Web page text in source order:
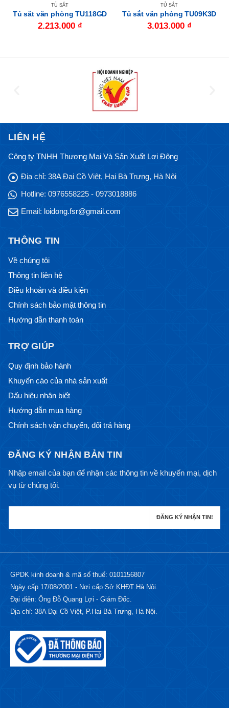
TỦ SẮT
Tủ săt văn phòng TU118GD
2.213.000 ₫
TỦ SẮT
Tủ sắt văn phòng TU09K3D
3.013.000 ₫
LIÊN HỆ
Công ty TNHH Thương Mại Và Sản Xuất Lợi Đông
Địa chỉ: 38A Đại Cồ Việt, Hai Bà Trưng, Hà Nội
Hotline: 0976558225 - 0973018886
Email: loidong.fsr@gmail.com
THÔNG TIN
Về chúng tôi
Thông tin liên hệ
Điều khoản và điều kiện
Chính sách bảo mật thông tin
Hướng dẫn thanh toán
TRỢ GIÚP
Quy định bảo hành
Khuyến cáo của nhà sản xuất
Dấu hiệu nhận biết
Hướng dẫn mua hàng
Chính sách vận chuyển, đổi trả hàng
ĐĂNG KÝ NHẬN BẢN TIN
Nhập email của bạn để nhận các thông tin về khuyến mại, dịch
vụ từ chúng tôi.
GPDK kinh doanh & mã số thuế: 0101156807
Ngày cấp 17/08/2001 - Nơi cấp Sở KHĐT Hà Nội.
Đại diện: Ông Đỗ Quang Lợi - Giám Đốc.
Địa chỉ: 38A Đại Cồ Việt, P.Hai Bà Trưng, Hà Nội.